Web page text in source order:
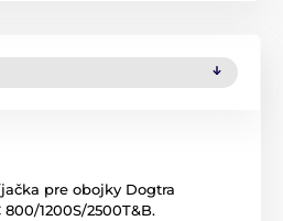
pre obojky Dogtra
800/1200S/2500T&B.